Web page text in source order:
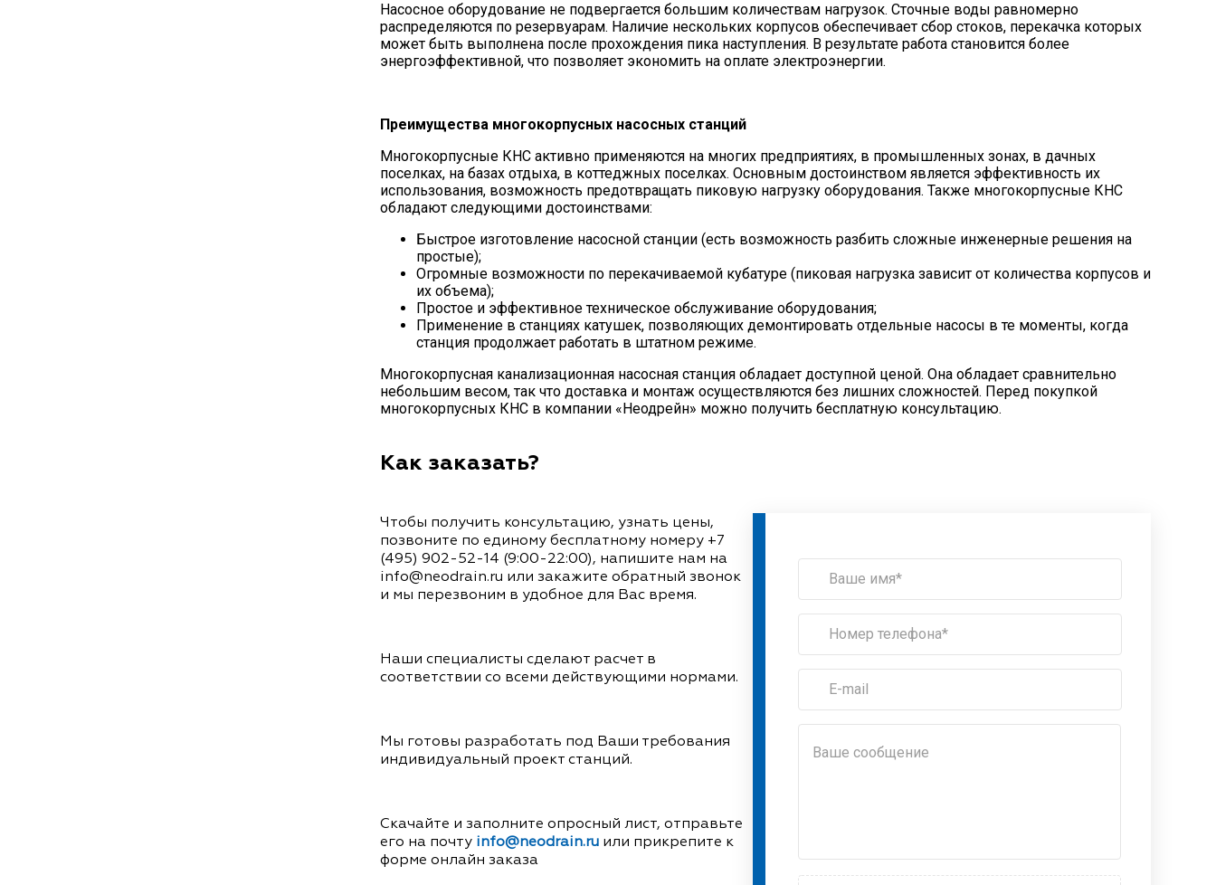
Насосное оборудование не подвергается большим количествам нагрузок. Сточные воды равномерно
распределяются по резервуарам. Наличие нескольких корпусов обеспечивает сбор стоков, перекачка которых
может быть выполнена после прохождения пика наступления. В результате работа становится более
энергоэффективной, что позволяет экономить на оплате электроэнергии.
Преимущества многокорпусных насосных станций
Многокорпусные КНС активно применяются на многих предприятиях, в промышленных зонах, в дачных
поселках, на базах отдыха, в коттеджных поселках. Основным достоинством является эффективность их
использования, возможность предотвращать пиковую нагрузку оборудования. Также многокорпусные КНС
обладают следующими достоинствами:
Быстрое изготовление насосной станции (есть возможность разбить сложные инженерные решения на
простые);
Огромные возможности по перекачиваемой кубатуре (пиковая нагрузка зависит от количества корпусов и
их объема);
Простое и эффективное техническое обслуживание оборудования;
Применение в станциях катушек, позволяющих демонтировать отдельные насосы в те моменты, когда
станция продолжает работать в штатном режиме.
Многокорпусная канализационная насосная станция обладает доступной ценой. Она обладает сравнительно
небольшим весом, так что доставка и монтаж осуществляются без лишних сложностей. Перед покупкой
многокорпусных КНС в компании «Неодрейн» можно получить бесплатную консультацию.
Как заказать?
Чтобы получить консультацию, узнать цены,
позвоните по единому бесплатному номеру +7
(495) 902-52-14 (9:00-22:00), напишите нам на
info@neodrain.ru или закажите обратный звонок
и мы перезвоним в удобное для Вас время.
Наши специалисты сделают расчет в
соответствии со всеми действующими нормами.
Мы готовы разработать под Ваши требования
индивидуальный проект станций.
Скачайте и заполните опросный лист, отправьте
его на почту info@neodrain.ru или прикрепите к
форме онлайн заказа